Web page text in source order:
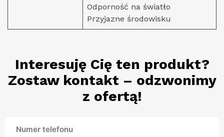
Odporność na światło
Przyjazne środowisku
Interesuję Cię ten produkt?
Zostaw kontakt – odzwonimy
z ofertą!